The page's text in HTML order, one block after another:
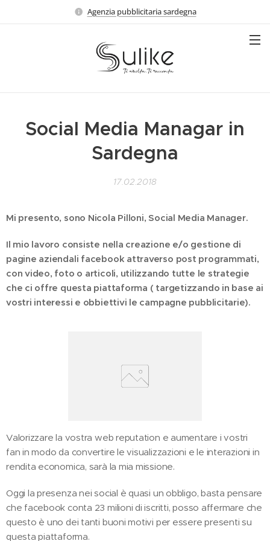
Agenzia pubblicitaria sardegna
Social Media Managar in
Sardegna
17.02.2018
Mi presento, sono Nicola Pilloni, Social Media Manager.
Il mio lavoro consiste nella creazione e/o gestione di
pagine aziendali facebook attraverso post programmati,
con video, foto o articoli, utilizzando tutte le strategie
che ci offre questa piattaforma ( targetizzando in base ai
vostri interessi e obbiettivi le campagne pubblicitarie).
Valorizzare la vostra web reputation e aumentare i vostri
fan in modo da convertire le visualizzazioni e le interazioni in
rendita economica, sarà la mia missione.
Oggi la presenza nei social è quasi un obbligo, basta pensare
che facebook conta 23 milioni di iscritti, posso affermare che
questo è uno dei tanti buoni motivi per essere presenti su
questa piattaforma.